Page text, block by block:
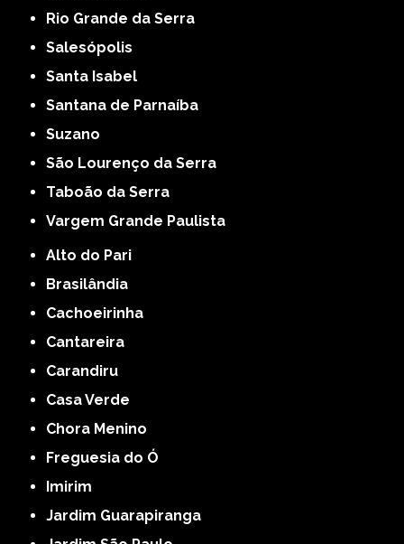
Rio Grande da Serra
Salesópolis
Santa Isabel
Santana de Parnaíba
Suzano
São Lourenço da Serra
Taboão da Serra
Vargem Grande Paulista
Alto do Pari
Brasilândia
Cachoeirinha
Cantareira
Carandiru
Casa Verde
Chora Menino
Freguesia do Ó
Imirim
Jardim Guarapiranga